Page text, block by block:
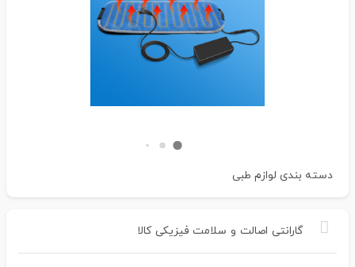
دسته بندی لوازم طبی
گارانتی اصالت و سلامت فیزیکی کالا